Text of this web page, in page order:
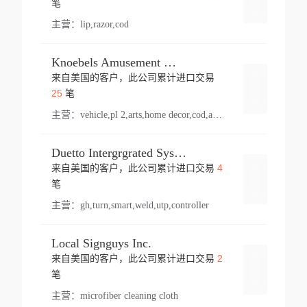
笔
主营： lip,razor,cod
Knoebels Amusement Resort
来自美国的客户，此公司累计进口交易
25笔
主营： vehicle,pl 2,arts,home decor,cod,amusement ride,sea
Duetto Intergrgrated Systems Inc.
来自美国的客户，此公司累计进口交易 4
笔
主营： gh,turn,smart,weld,utp,controller
Local Signguys Inc.
来自美国的客户，此公司累计进口交易 2
笔
主营： microfiber cleaning cloth